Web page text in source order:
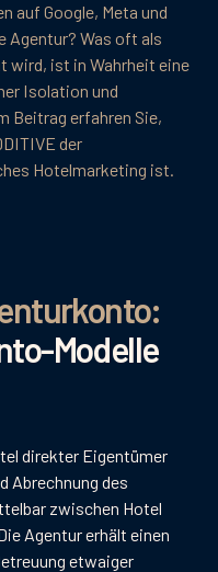
auf Google, Meta und
Agentur? Was oft als
wird, ist in Wahrheit eine
Isolation und
Beitrag erfahren Sie,
der
Hotelmarketing ist.
Modelle
direkter Eigentümer
Abrechnung des
zwischen Hotel
Agentur erhält einen
etwaiger